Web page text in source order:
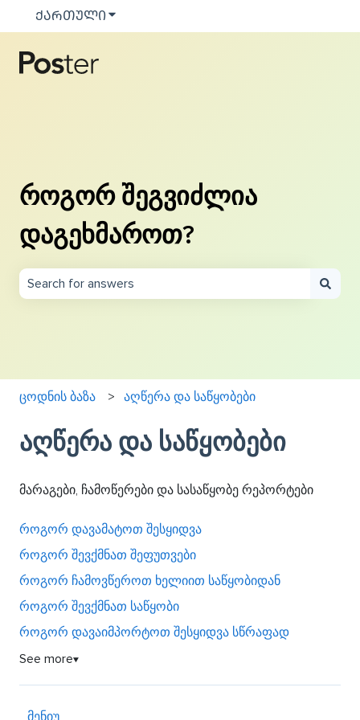
ᲥᲐᲠᲗᲣᲚᲘ Show submenu for translations
როგორ შეგვიძლია
დაგეხმაროთ?
ცოდნის ბაზა აღწერა და საწყობები
აღწერა და საწყობები
მარაგები, ჩამოწერები და სასაწყობე რეპორტები
როგორ დავამატოთ შესყიდვა
როგორ შევქმნათ შეფუთვები
როგორ ჩამოვწეროთ ხელიით საწყობიდან
როგორ შევქმნათ საწყობი
როგორ დავაიმპორტოთ შესყიდვა სწრაფად
See more▼
მენიუ